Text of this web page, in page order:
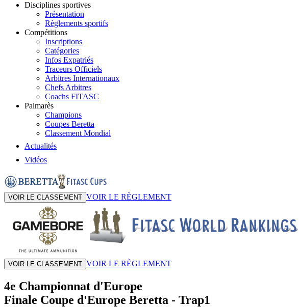
Disciplines sportives
Présentation
Règlements sportifs
Compétitions
Inscriptions
Catégories
Infos Expatriés
Traceurs Officiels
Arbitres Internationaux
Chefs Arbitres
Coachs FITASC
Palmarès
Champions
Coupes Beretta
Classement Mondial
Actualités
Vidéos
VOIR LE CLASSEMENT VOIR LE RÈGLEMENT
VOIR LE CLASSEMENT VOIR LE RÈGLEMENT
4e Championnat d'Europe
Finale Coupe d'Europe Beretta - Trap1